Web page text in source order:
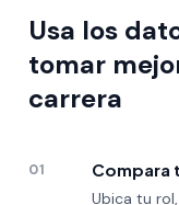
Usa los
tomar
carrera
01 Compara
Ubica tu